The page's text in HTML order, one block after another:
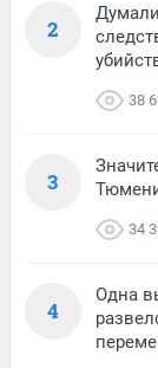
2
38
3
34
4
Одна